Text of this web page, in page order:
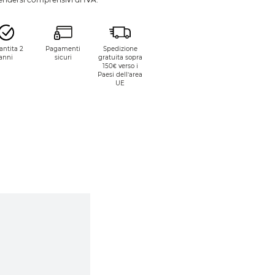
2
Pagamenti
sicuri
Spedizione
gratuita sopra
150€ verso i
Paesi dell’area
UE